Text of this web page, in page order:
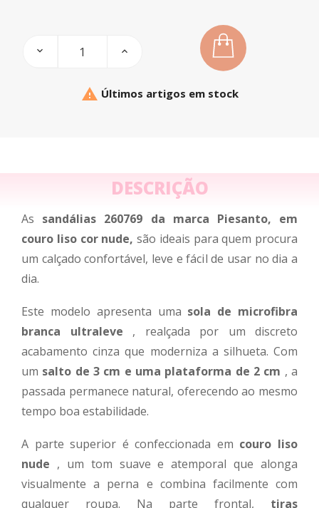
 Últimos artigos em stock
DESCRIÇÃO
As sandálias 260769 da marca Piesanto, em
couro liso cor nude, são ideais para quem procura
um calçado confortável, leve e fácil de usar no dia a
dia.
Este modelo apresenta uma sola de microfibra
branca ultraleve , realçada por um discreto
acabamento cinza que moderniza a silhueta. Com
um salto de 3 cm e uma plataforma de 2 cm , a
passada permanece natural, oferecendo ao mesmo
tempo boa estabilidade.
A parte superior é confeccionada em couro liso
nude , um tom suave e atemporal que alonga
visualmente a perna e combina facilmente com
qualquer roupa. Na parte frontal, tiras